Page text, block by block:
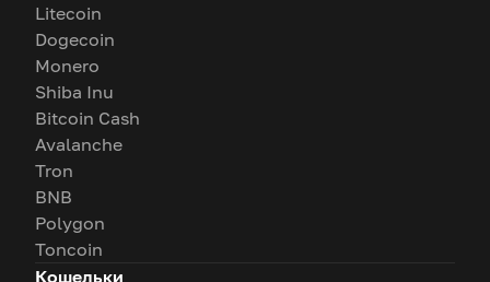
Litecoin
Dogecoin
Monero
Shiba Inu
Bitcoin Cash
Avalanche
Tron
BNB
Polygon
Toncoin
Кошельки